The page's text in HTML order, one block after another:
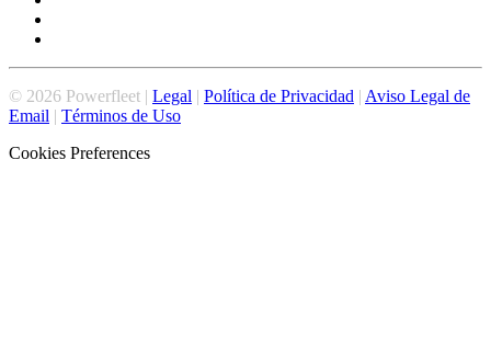
© 2026 Powerfleet | Legal | Política de Privacidad | Aviso Legal de
Email | Términos de Uso
Cookies Preferences